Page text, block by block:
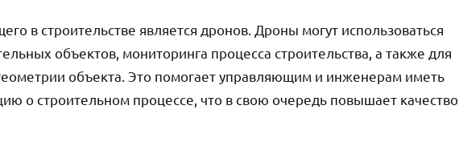
в строительстве является дронов. Дроны могут использоваться
объектов, мониторинга процесса строительства, а также для
объекта. Это помогает управляющим и инженерам иметь
о строительном процессе, что в свою очередь повышает качество